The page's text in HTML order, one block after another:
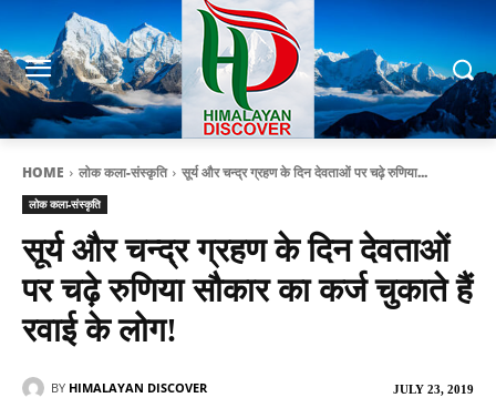
HOME लोक कला-संस्कृति सूर्य और चन्द्र ग्रहण के दिन देवताओं पर चढ़े रुणिया...
लोक कला-संस्कृति
सूर्य और चन्द्र ग्रहण के दिन देवताओं
पर चढ़े रुणिया सौकार का कर्ज चुकाते हैं
रवाई के लोग!
JULY 23, 2019
BY HIMALAYAN DISCOVER